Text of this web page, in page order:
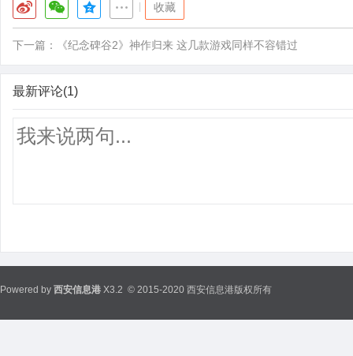
收藏
下一篇： 《纪念碑谷2》神作归来 这几款游戏同样不容错过
最新评论(1)
Powered by 西安信息港 X3.2 © 2015-2020 西安信息港版权所有